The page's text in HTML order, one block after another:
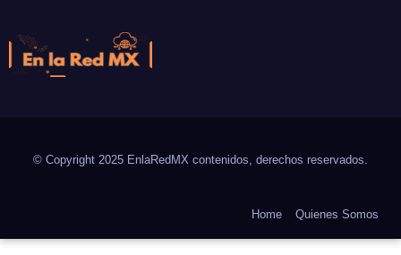
© Copyright 2025 EnlaRedMX contenidos, derechos reservados.
Home Quienes Somos